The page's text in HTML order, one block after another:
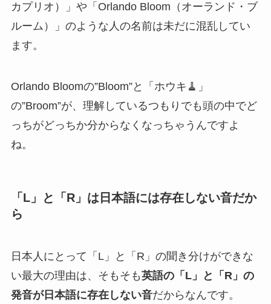
カプリオ）」や「Orlando Bloom（オーランド・ブ
ルーム）」のような人の名前は未だに混乱してい
ます。
Orlando Bloomの”Bloom”と「ホウキ🧹」
の”Broom”が、理解しているつもりでも頭の中でど
っちがどっちか分からなくなっちゃうんですよ
ね。
「L」と「R」は日本語には存在しない音だか
ら
日本人にとって「L」と「R」の聞き分けができな
い最大の理由は、そもそも英語の「L」と「R」の
発音が日本語に存在しない音だから なんです。